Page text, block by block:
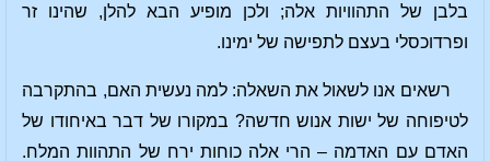
בלבן של התהוויות אלה; ולכן מופיע הבא להלן, שהינו זר
ופרדוכסלי בעצם לתפישה של ימינו.
רשאים אנו לשאול את השאלה: למה נעשית האם, בהתקרבה
לטיפוחה של ישות אנוש חדשה? במקורו של דבר באיחודו של
האדם עם האדמה – הרי אלה כוחות ירח של התהוות המלח.